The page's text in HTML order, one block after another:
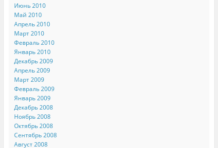
Июнь 2010
Май 2010
Апрель 2010
Март 2010
Февраль 2010
Январь 2010
Декабрь 2009
Апрель 2009
Март 2009
Февраль 2009
Январь 2009
Декабрь 2008
Ноябрь 2008
Октябрь 2008
Сентябрь 2008
Август 2008